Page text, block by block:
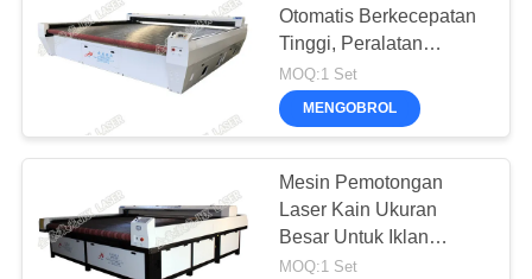
Banner.Flag.Light
Box Tradeshow
Laser Cutter
Otomatis Berkecepatan
Tinggi, Peralatan
Pemotong Kain
MOQ:1 Set
MENGOBROL
Mesin Pemotongan
Laser Kain Ukuran
Besar Untuk Iklan
Bendera Spanduk
MOQ:1 Set